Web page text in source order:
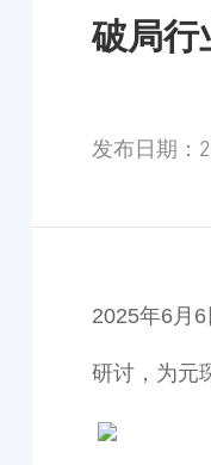
破局行
发布日期
2025年6月
研讨，为元